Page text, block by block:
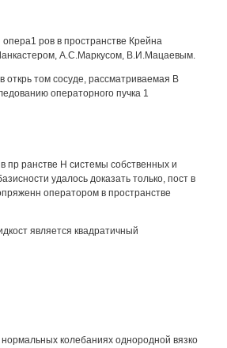
ров в пространстве Крейна
А.С.Маркусом, В.И.Мацаевым.
том сосуде, рассматриваемая В
операторного пучка 1
пр ранстве Н системы собственных и
удалось доказать только, пост в
оператором в пространстве
является квадратичный
колебаниях однородной вязко